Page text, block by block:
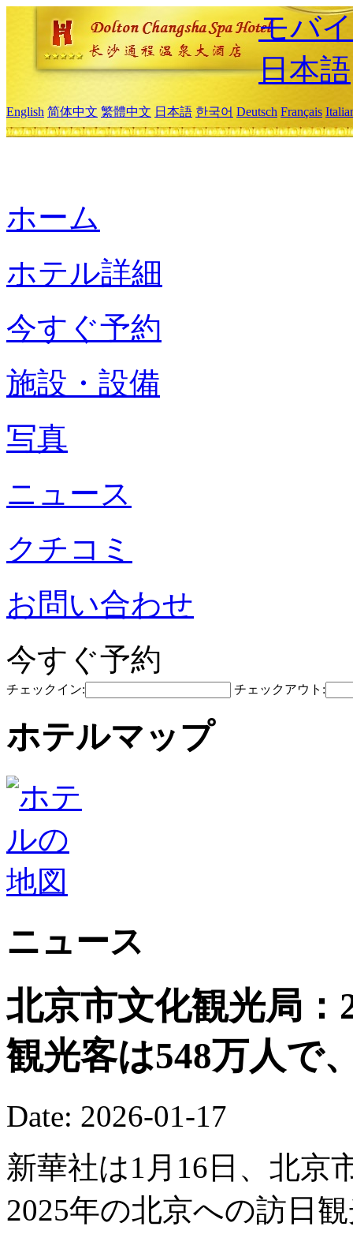
モバ
日本語
English 简体中文 繁體中文 日本語 한국어 Deutsch Français
ホーム
ホテル詳細
今すぐ予約
施設・設備
写真
ニュース
クチコミ
お問い合わせ
今すぐ予約
チェックイン: チェックアウト:
ホテルマップ
ニュース
北京市文化観光局
観光客は548万人で
Date: 2026-01-17
新華社は1月16日、北京
2025年の北京への訪日